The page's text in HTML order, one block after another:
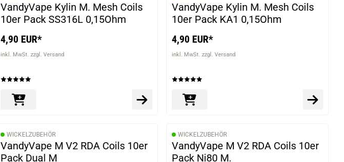
VandyVape Kylin M. Mesh Coils
10er Pack SS316L 0,15Ohm
4,90 EUR*
inkl. MwSt. zzgl. Versand
VandyVape Kylin M. Mesh Coils
10er Pack KA1 0,15Ohm
4,90 EUR*
inkl. MwSt. zzgl. Versand
WICKELZUBEHÖR
VandyVape M V2 RDA Coils 10er
Pack Dual M
WICKELZUBEHÖR
VandyVape M V2 RDA Coils 10er
Pack Ni80 M.